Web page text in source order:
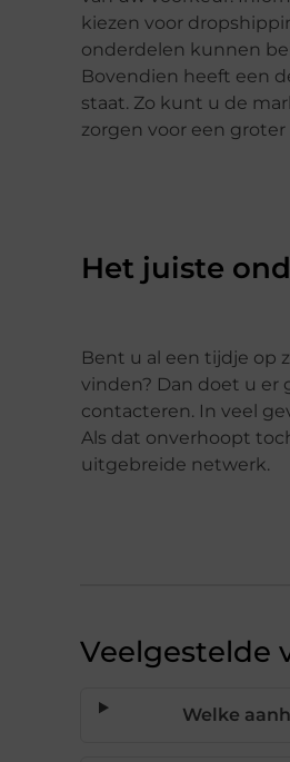
kiezen voor
onderdelen kunnen
Bovendien heeft een
staat. Zo kunt u de
zorgen voor een
Het juiste
Bent u al een tijdje op
vinden? Dan doet u er
contacteren. In veel
Als dat onverhoopt
uitgebreide netwerk.
Veelgestelde
Welke